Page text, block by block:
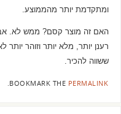
ומתקדמת יותר מהממוצע.
האם זה מוצר קסם? ממש לא.
רענן יותר, מלא יותר וזוהר
ששווה להכיר.
BOOKMARK THE PERMALINK